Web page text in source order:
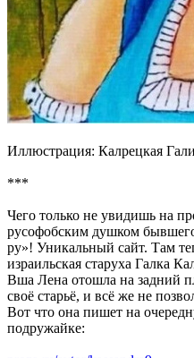
Иллюстрация: Калрецкая
***
Чего только не увидишь на
русофобским душком
ру»! Уникальный сайт. Там
израильская старуха Галка
Вша Лена отошла на задний
своё старьё, и всё же не
Вот что она пишет на
подружайке: